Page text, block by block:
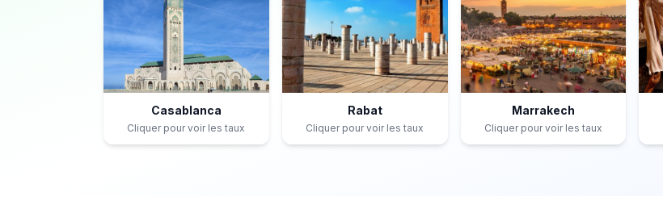
Casablanca
Cliquer pour voir les taux
Rabat
Cliquer pour voir les taux
Marrakech
Cliquer pour voir les taux